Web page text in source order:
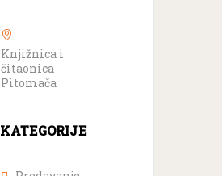
Knjižnica i
čitaonica
Pitomača
KATEGORIJE